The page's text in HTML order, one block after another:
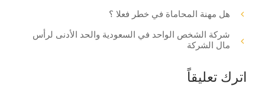
هل مهنة المحاماة في خطر فعلا ؟
شركة الشخص الواحد في السعودية والحد الأدنى لرأس
مال الشركة
اترك تعليقاً